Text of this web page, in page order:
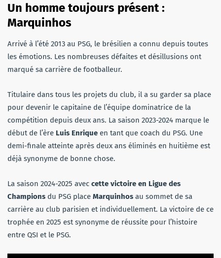
Un homme toujours présent :
Marquinhos
Arrivé à l’été 2013 au PSG, le brésilien a connu depuis toutes
les émotions. Les nombreuses défaites et désillusions ont
marqué sa carrière de footballeur.
Titulaire dans tous les projets du club, il a su garder sa place
pour devenir le capitaine de l’équipe dominatrice de la
compétition depuis deux ans. La saison 2023-2024 marque le
début de l’ère Luis Enrique en tant que coach du PSG. Une
demi-finale atteinte après deux ans éliminés en huitième est
déjà synonyme de bonne chose.
La saison 2024-2025 avec cette victoire en Ligue des
Champions du PSG place Marquinhos au sommet de sa
carrière au club parisien et individuellement. La victoire de ce
trophée en 2025 est synonyme de réussite pour l’histoire
entre QSI et le PSG.